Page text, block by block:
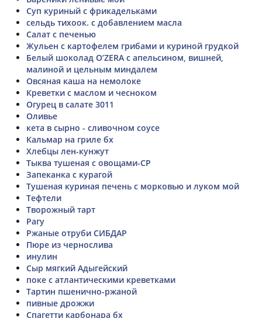
Суп куриный с фрикадельками
сельдь тихоок. с добавлением масла
Салат с печенью
Жульен с картофелем грибами и куриной грудкой
Белый шоколад O’ZERA с апельсином, вишней,
малиной и цельным миндалем
Овсяная каша на немолоке
Креветки с маслом и чесноком
Огурец в салате 3011
Оливье
кета в сырно - сливочном соусе
Кальмар на гриле бх
Хлебцы лен-кунжут
Тыква тушеная с овощами-СР
Запеканка с курагой
Тушеная куриная печень с морковью и луком мой
Тефтели
Творожный тарт
Рагу
Ржаные отруби СИБДАР
Пюре из чернослива
инулин
Сыр мягкий Адыгейский
поке с атлантическими креветками
Тартин пшенично-ржаной
пивные дрожжи
Спагетти карбонара бх